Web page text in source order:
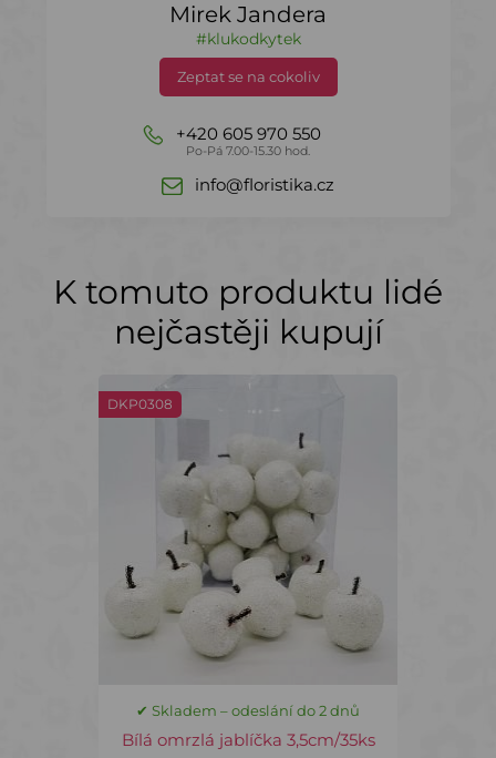
Mirek Jandera
#klukodkytek
Zeptat se na cokoliv
+420 605 970 550
Po-Pá 7.00-15.30 hod.
info@floristika.cz
K tomuto produktu lidé
nejčastěji kupují
DKP0308
✔ Skladem – odeslání do 2 dnů
Bílá omrzlá jablíčka 3,5cm/35ks